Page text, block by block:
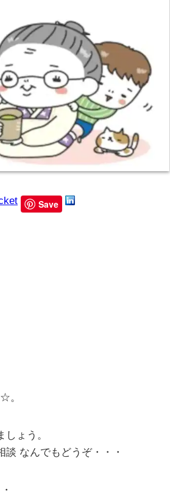
Save
。
ょう。
なんでもどうぞ・・・